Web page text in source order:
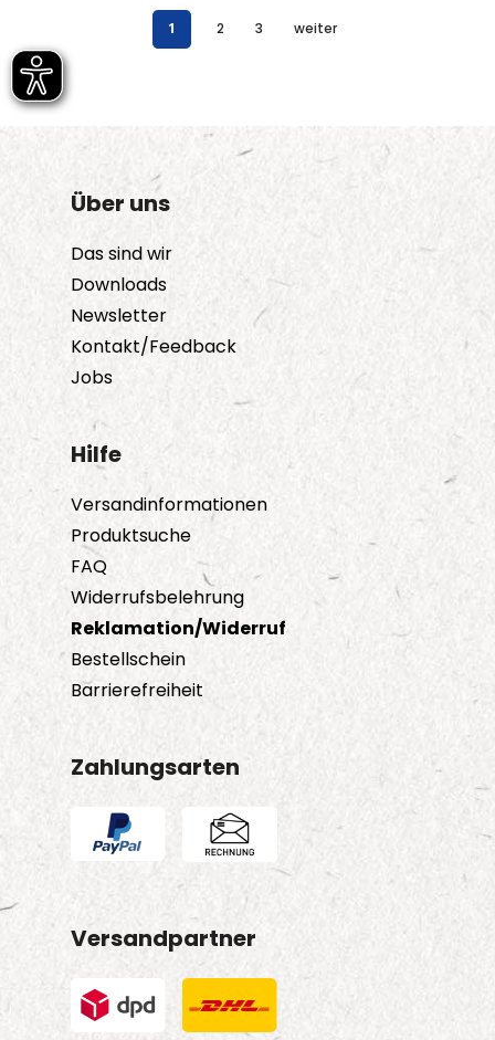
1 2 3 weiter
Über uns
Das sind wir
Downloads
Newsletter
Kontakt/Feedback
Jobs
Hilfe
Versandinformationen
Produktsuche
FAQ
Widerrufsbelehrung
Reklamation/Widerruf
Bestellschein
Barrierefreiheit
Zahlungsarten
Versandpartner